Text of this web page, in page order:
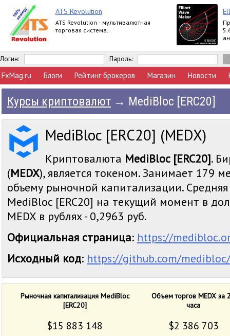
ATS Revolution
ATS Revolution - мультивалютная
торговая система.
Логин: Пароль:
FxMag.ru Блоги Рейтинг брокеров Магазин Новости
Курсы криптовалют → MediBloc [ERC20]
MediBloc [ERC20] (MEDX)
Криптовалюта MediBloc [ERC20].
(MEDX), является токеном. Занимает 179
объему рыночной капитализации.
MediBloc [ERC20] на текущий момент в
MEDX в рублях - 0,2963 руб.
Официальная страница: https://
Исходный код: https://github.com/
Рыночная капитализация MediBloc
[ERC20]
Объем торгов MEDX за
часа
$15 883 148 $2 386 703